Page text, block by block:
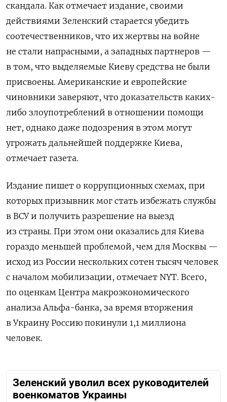
скандала. Как отмечает издание, своими
действиями Зеленский старается убедить
соотечественников, что их жертвы на войне
не стали напрасными, а западных партнеров —
в том, что выделяемые Киеву средства не были
присвоены. Американские и европейские
чиновники заверяют, что доказательств каких-
либо злоупотреблений в отношении помощи
нет, однако даже подозрения в этом могут
угрожать дальнейшей поддержке Киева,
отмечает газета.
Издание пишет о коррупционных схемах, при
которых призывник мог стать избежать службы
в ВСУ и получить разрешение на выезд
из страны. При этом они оказались для Киева
гораздо меньшей проблемой, чем для Москвы —
исход из России нескольких сотен тысяч человек
с началом мобилизации, отмечает NYT. Всего,
по оценкам Центра макроэкономического
анализа Альфа-банка, за время вторжения
в Украину Россию покинули 1,1 миллиона
человек.
Зеленский уволил всех руководителей
военкоматов Украины